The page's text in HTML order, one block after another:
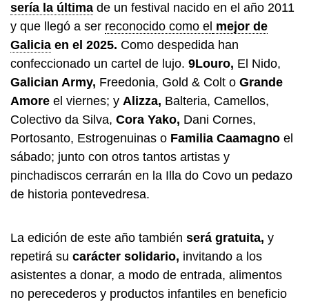
sería la última de un festival nacido en el año 2011
y que llegó a ser reconocido como el mejor de
Galicia en el 2025. Como despedida han
confeccionado un cartel de lujo. 9Louro, El Nido,
Galician Army, Freedonia, Gold & Colt o Grande
Amore el viernes; y Alizza, Balteria, Camellos,
Colectivo da Silva, Cora Yako, Dani Cornes,
Portosanto, Estrogenuinas o Familia Caamagno el
sábado; junto con otros tantos artistas y
pinchadiscos cerrarán en la Illa do Covo un pedazo
de historia pontevedresa.
La edición de este año también será gratuita, y
repetirá su carácter solidario, invitando a los
asistentes a donar, a modo de entrada, alimentos
no perecederos y productos infantiles en beneficio